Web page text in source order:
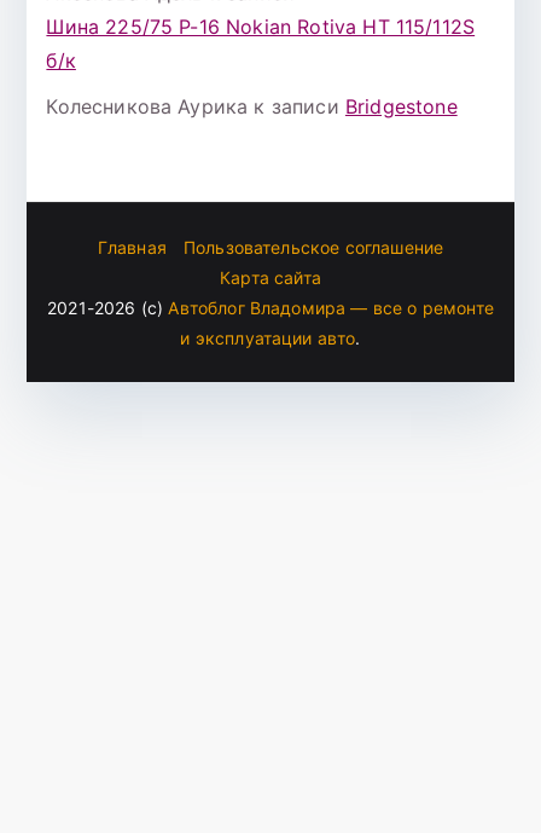
Шина 225/75 Р-16 Nokian Rotiva HT 115/112S
б/к
Колесникова Аурика к записи Bridgestone
Главная
Пользовательское соглашение
Карта сайта
2021-2026 (c) Автоблог Владомира — все о ремонте
и эксплуатации авто.